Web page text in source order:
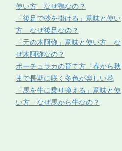
使い方 なぜ鴨なの？
「後足で砂を掛ける」意味と使い
方 なぜ後足なの？
「元の木阿弥」意味と使い方 な
ぜ木阿弥なの？
ポーチュラカの育て方 春から秋
まで長期に咲く多色が楽しい花
「馬を牛に乗り換える」意味と使
い方 なぜ馬から牛なの？